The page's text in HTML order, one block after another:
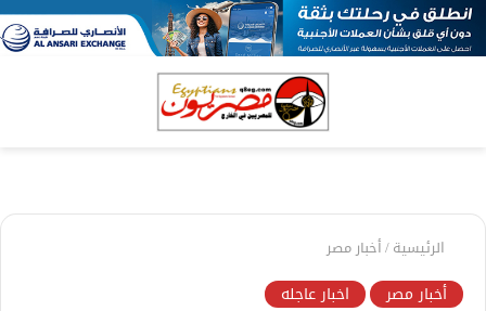
الرئيسية/أخبار مصر
أخبار مصر اخبار عاجله